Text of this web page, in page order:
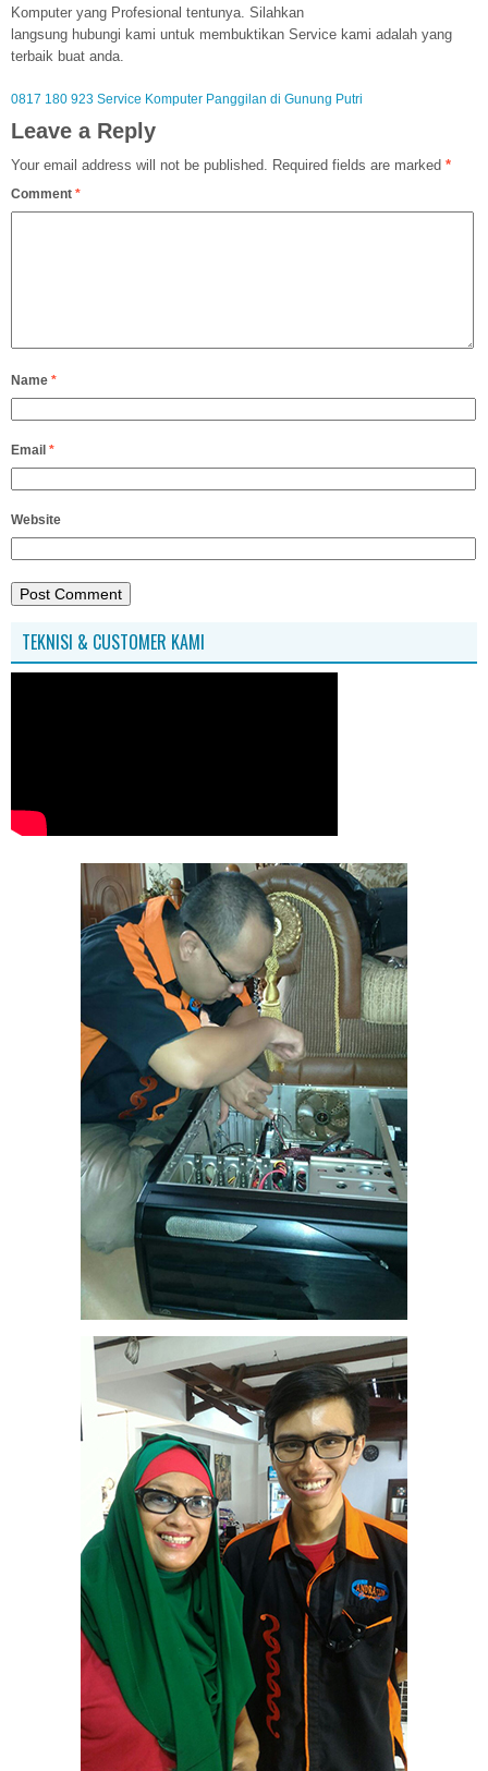
Komputer yang Profesional tentunya. Silahkan
langsung hubungi kami untuk membuktikan Service kami adalah yang
terbaik buat anda.
0817 180 923 Service Komputer Panggilan di Gunung Putri
Leave a Reply
Your email address will not be published. Required fields are marked *
Comment *
Name *
Email *
Website
TEKNISI & CUSTOMER KAMI